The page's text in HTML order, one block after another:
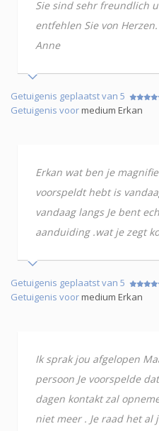
Sie sind sehr freundlich
entfehlen Sie von
Anne
Getuigenis geplaatst van 5
Getuigenis voormedium Erkan
Erkan wat ben je
voorspeldt hebt is
vandaag langs Je bent
aanduiding .wat je zegt
Getuigenis geplaatst van 5
Getuigenis voormedium Erkan
Ik sprak jou afgelopen
persoon Je voorspelde
dagen kontakt zal
niet meer . Je raad het al